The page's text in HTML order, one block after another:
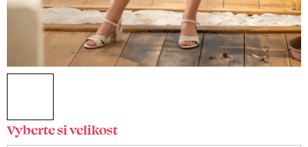
Vyberte si velikost